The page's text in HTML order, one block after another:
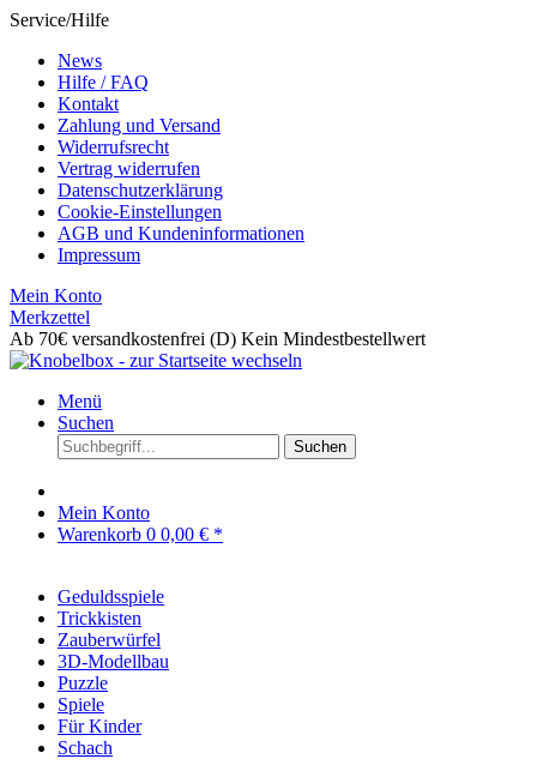
Service/Hilfe
News
Hilfe / FAQ
Kontakt
Zahlung und Versand
Widerrufsrecht
Vertrag widerrufen
Datenschutzerklärung
Cookie-Einstellungen
AGB und Kundeninformationen
Impressum
Mein Konto
Merkzettel
Ab 70€ versandkostenfrei (D) Kein Mindestbestellwert
Menü
Suchen
Suchen
Mein Konto
Warenkorb 0 0,00 € *
Geduldsspiele
Trickkisten
Zauberwürfel
3D-Modellbau
Puzzle
Spiele
Für Kinder
Schach